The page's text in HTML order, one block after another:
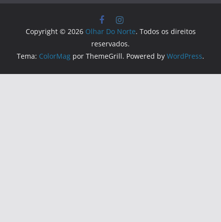
Copyright © 2026 Olhar Do Norte. Todos os direitos
reservados.
Tema: ColorMag por ThemeGrill. Powered by WordPress.